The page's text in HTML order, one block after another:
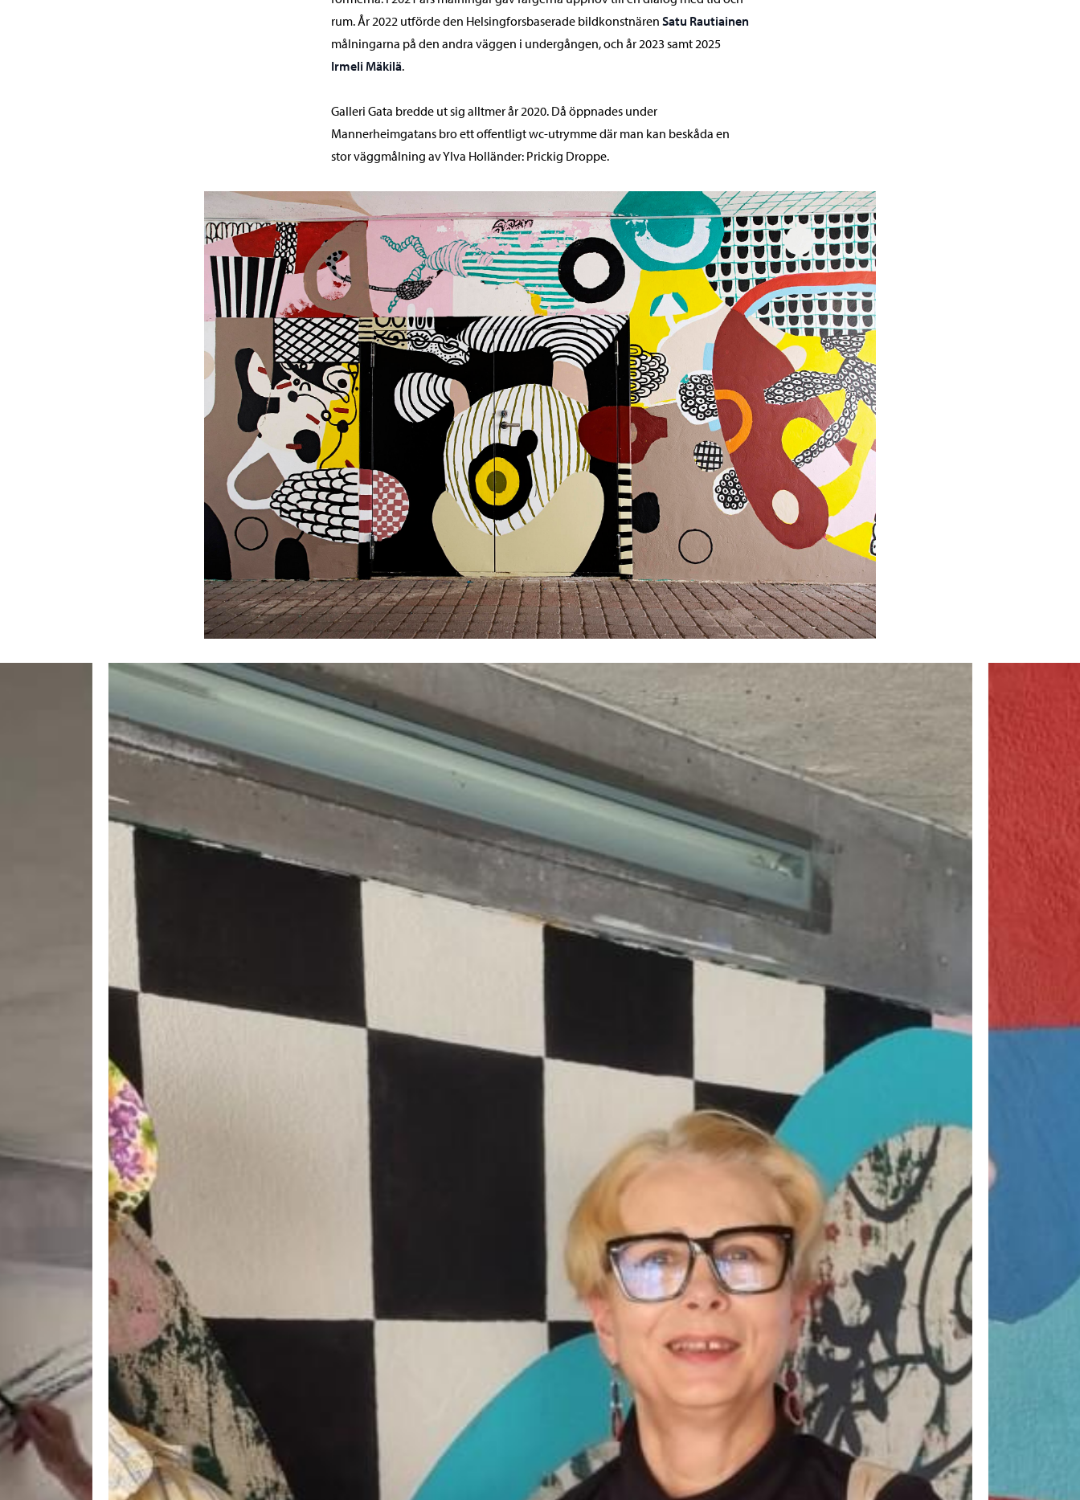
rum. År 2022 utförde den Helsingforsbaserade bildkonstnären Satu Rautiainen
målningarna på den andra väggen i undergången, och år 2023 samt 2025
Irmeli Mäkilä.
Galleri Gata bredde ut sig alltmer år 2020. Då öppnades under
Mannerheimgatans bro ett offentligt wc-utrymme där man kan beskåda en
stor väggmålning av Ylva Holländer: Prickig Droppe.